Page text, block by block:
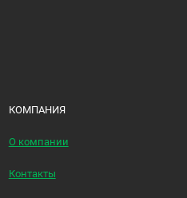
КОМПАНИЯ
О компании
Контакты